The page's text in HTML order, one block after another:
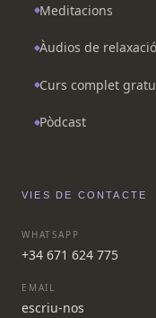
Meditacions
Àudios de
Curs complet
Pòdcast
VIES DE CONTACTE
WHATSAPP
+34 671 624 775
EMAIL
escriu-nos